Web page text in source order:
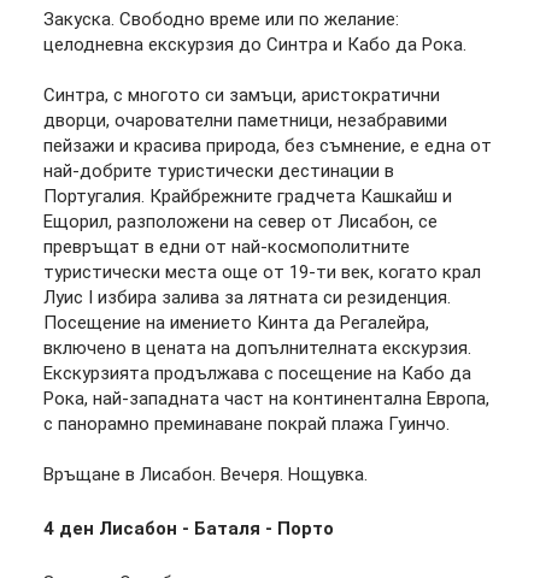
Закуска. Свободно време или по желание:
целодневна екскурзия до Синтра и Кабо да Рока.
Синтра, с многото си замъци, аристократични
дворци, очарователни паметници, незабравими
пейзажи и красива природа, без съмнение, е една от
най-добрите туристически дестинации в
Португалия. Крайбрежните градчета Кашкайш и
Ещорил, разположени на север от Лисабон, се
превръщат в едни от най-космополитните
туристически места още от 19-ти век, когато крал
Луис I избира залива за лятната си резиденция.
Посещение на имението Кинта да Регалейра,
включено в цената на допълнителната екскурзия.
Екскурзията продължава с посещение на Кабо да
Рока, най-западната част на континентална Европа,
с панорамно преминаване покрай плажа Гуинчо.
Връщане в Лисабон. Вечеря. Нощувка.
4 ден Лисабон - Баталя - Порто